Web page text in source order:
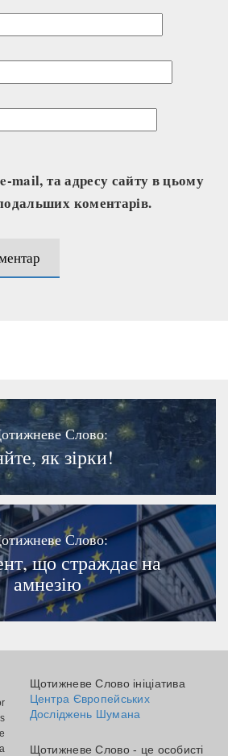
mail, та адресу сайту в цьому
коментарів.
Слово:
як зірки!
Слово:
що страждає на
амнезію
Щотижневе Слово ініціатива
Центра Європейських
Досліджень Шумана
Щотижневе Слово - це особисті